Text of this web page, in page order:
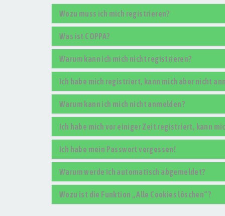
Wozu muss ich mich registrieren?
Was ist COPPA?
Warum kann ich mich nicht registrieren?
Ich habe mich registriert, kann mich aber nicht
Warum kann ich mich nicht anmelden?
Ich habe mich vor einiger Zeit registriert, kann
Ich habe mein Passwort vergessen!
Warum werde ich automatisch abgemeldet?
Wozu ist die Funktion „Alle Cookies löschen“?